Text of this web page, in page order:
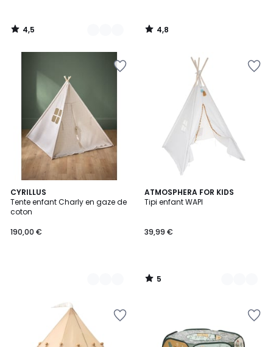
notre
programme
4,5
/
4,8
/
CYRILLUS
Tente enfant Charly en gaze de
coton
190,00 €
2
Couleurs
ATMOSPHERA FOR KIDS
Tipi enfant WAPI
39,99 €
5
/
4
Couleurs
5
/